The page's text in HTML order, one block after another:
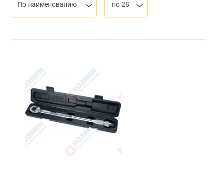
По наименованию по 26